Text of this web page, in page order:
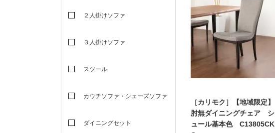
［カリモク］【地域限定】
肘無ダイニングチェア シ
ュール基本色 C13805CK
２人掛けソファ
３人掛けソファ
スツール
カウチソファ・シェーズソファ
ダイニングセット